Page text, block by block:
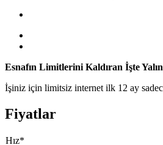
Esnafın Limitlerini Kaldıran İşte
İşiniz için limitsiz internet ilk 12 ay
Fiyatlar
Hız*​